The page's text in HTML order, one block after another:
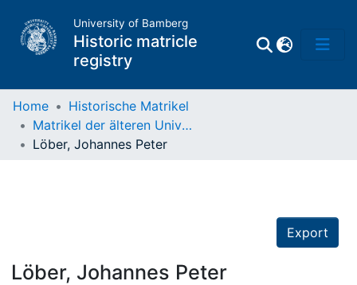
University of Bamberg
Historic matricle
registry
Matrikel
Home
Historische Matrikel
Matrikel der älteren Universität
Löber, Johannes Peter
Export
Löber, Johannes Peter